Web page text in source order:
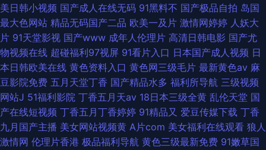
美日韩小视频 国产成人在线无码 91黑料不 国产极品自拍 岛国
最大色网站 精品无码国产二品 欧美一及片 激情网婷婷 人妖大
片 91天堂影视 国产www 成年人伦理片 高清日韩电影 国产尤
物视频在线 超碰福利97视屏 91看片入口 日本国产成人视频 日
本日韩欧美在线 黄色资料入口 黄色网三级毛片 最新黄色av 麻
豆影院免费 五月天堂丁香 国产精品水多 福利所导航 三级视频
网站J 51福利影院 丁香五月天av 18日本三级全黄 乱伦天堂 国
产在线短视频 丁香五月丁香婷婷 91精品又 爱豆传媒下载 丁香
九月国产主播 美女网站视频黄 A片com 美女福利在线观看 狼人
激情网 伦理片香港 极品福利导航 黄色三级最新免费 91嫩草国